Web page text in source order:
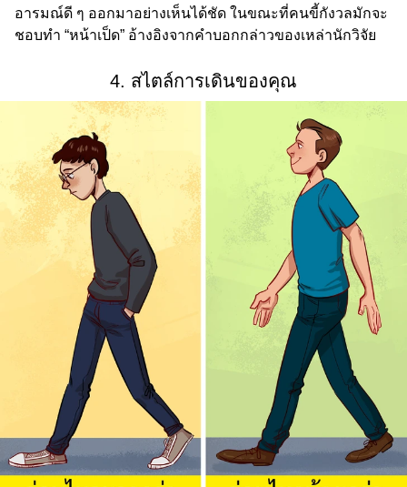
อารมณ์ดี ๆ ออกมาอย่างเห็นได้ชัด ในขณะที่คนขี้กังวลมักจะ
ชอบทำ “หน้าเป็ด” อ้างอิงจากคำบอกกล่าวของเหล่านักวิจัย
4. สไตล์การเดินของคุณ